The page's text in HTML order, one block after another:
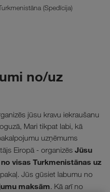
(Spedīcija)
no/uz
jūsu kravu iekraušanu
Mari tikpat labi, kā
uzņēmums
Eiropā - organizēs Jūsu
visas Turkmenistānas uz
Jūs gūsiet labumu no
maksām. Kā arī no